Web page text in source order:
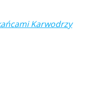
Karwodrzy